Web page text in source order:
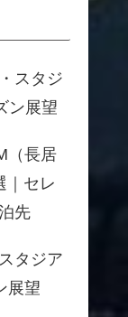
スタジ
ン展望
（長居
｜セレ
先
タジア
展望